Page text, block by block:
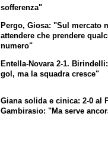
sofferenza"
Pergo, Giosa: "Sul mercato
attendere che prendere
numero"
Entella-Novara 2-1.
gol, ma la squadra cresce"
Giana solida e cinica: 2-0 al
Gambirasio: "Ma serve